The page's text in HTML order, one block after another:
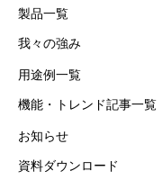
製品一覧
我々の強み
用途例一覧
機能・トレンド記事一覧
お知らせ
資料ダウンロード